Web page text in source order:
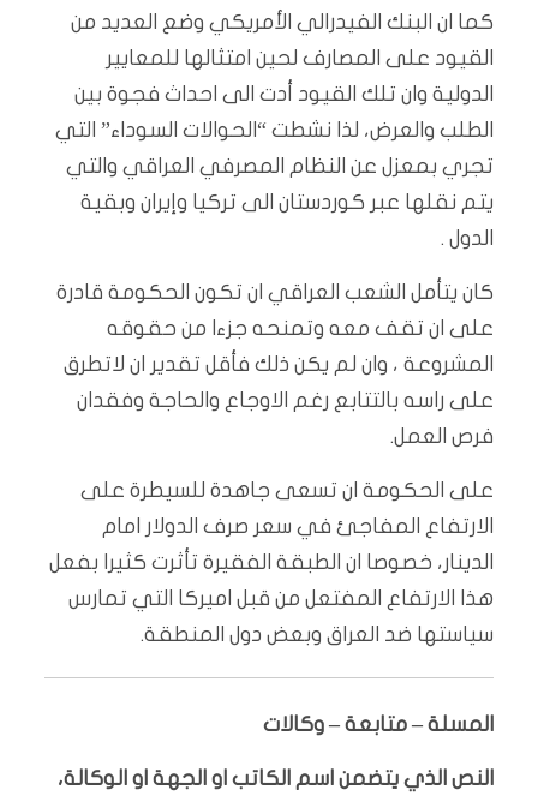
كما ان البنك الفيدرالي الأمريكي وضع العديد من
القيود على المصارف لحين امتثالها للمعايير
الدولية وان تلك القيود أدت الى احداث فجوة بين
الطلب والعرض، لذا نشطت “الحوالات السوداء” التي
تجري بمعزل عن النظام المصرفي العراقي والتي
يتم نقلها عبر كوردستان الى تركيا وإيران وبقية
الدول .
كان يتأمل الشعب العراقي ان تكون الحكومة قادرة
على ان تقف معه وتمنحه جزءا من حقوقه
المشروعة ، وان لم يكن ذلك فأقل تقدير ان لاتطرق
على راسه بالتتابع رغم الاوجاع والحاجة وفقدان
فرص العمل.
على الحكومة ان تسعى جاهدة للسيطرة على
الارتفاع المفاجئ في سعر صرف الدولار امام
الدينار، خصوصا ان الطبقة الفقيرة تأثرت كثيرا بفعل
هذا الارتفاع المفتعل من قبل اميركا التي تمارس
سياستها ضد العراق وبعض دول المنطقة.
المسلة – متابعة – وكالات
النص الذي يتضمن اسم الكاتب او الجهة او الوكالة،